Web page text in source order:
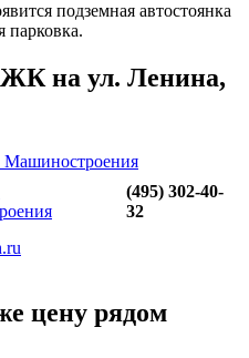
подземная автостоянка
парковка.
на ул. Ленина,
(495) 302-40-
32
цену рядом